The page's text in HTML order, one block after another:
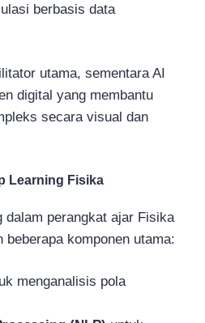
berbasis data
utama, sementara AI
digital yang membantu
secara visual dan
Learning Fisika
dalam perangkat ajar Fisika
beberapa komponen utama:
menganalisis pola